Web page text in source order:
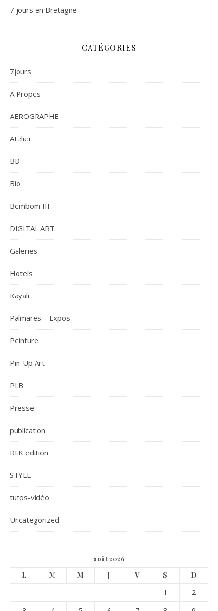
7 jours en Bretagne
CATÉGORIES
7jours
A Propos
AEROGRAPHE
Atelier
BD
Bio
Bombom III
DIGITAL ART
Galeries
Hotels
Kayali
Palmares – Expos
Peinture
Pin-Up Art
PLB
Presse
publication
RLK edition
STYLE
tutos-vidéo
Uncategorized
août 2026
L M M J V S
D
1
2